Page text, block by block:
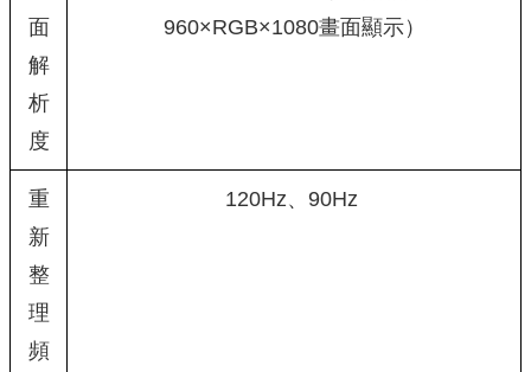
面
解
析
度
960×RGB×1080畫面顯示）
重
新
整
理
頻
120Hz、90Hz